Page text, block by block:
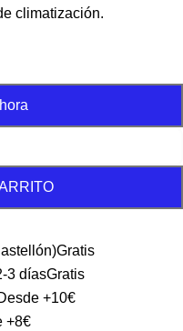
climatización.
Gratis
3 díasGratis
+10€
+8€